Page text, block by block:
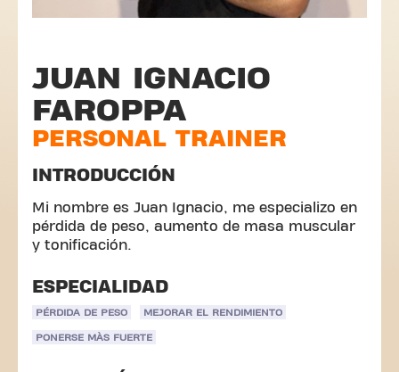
JUAN IGNACIO
FAROPPA
PERSONAL TRAINER
INTRODUCCIÓN
Mi nombre es Juan Ignacio, me especializo en
pérdida de peso, aumento de masa muscular
y tonificación.
ESPECIALIDAD
PÉRDIDA DE PESO MEJORAR EL RENDIMIENTO
PONERSE MÀS FUERTE